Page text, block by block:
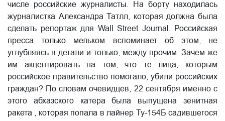
числе российские журналисты. На борту находилась
журналистка Александра Татлл, которая должна была
сделать репортаж для Wall Street Journal. Российская
пресса только мельком вспоминает об этом, не
углубляясь в детали и только, между прочим. Зачем же
им акцентировать на том, что те лица, которым
российское правительство помогало, убили российских
граждан? По словам очевидцев, 22 сентября именно с
этого абхазского катера была выпущена зенитная
ракета , которая попала в лайнер Ту-154Б садившегося